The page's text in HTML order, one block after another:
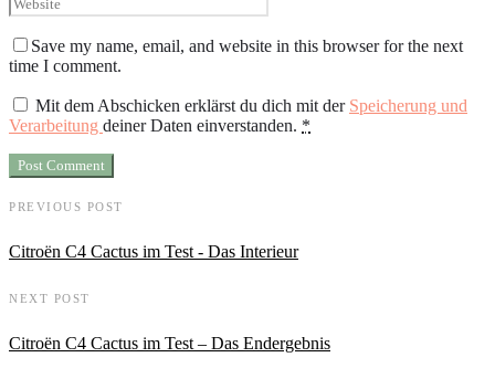
Save my name, email, and website in this browser for the next
time I comment.
Mit dem Abschicken erklärst du dich mit der Speicherung und
Verarbeitung deiner Daten einverstanden. *
PREVIOUS POST
Citroën C4 Cactus im Test - Das Interieur
NEXT POST
Citroën C4 Cactus im Test – Das Endergebnis